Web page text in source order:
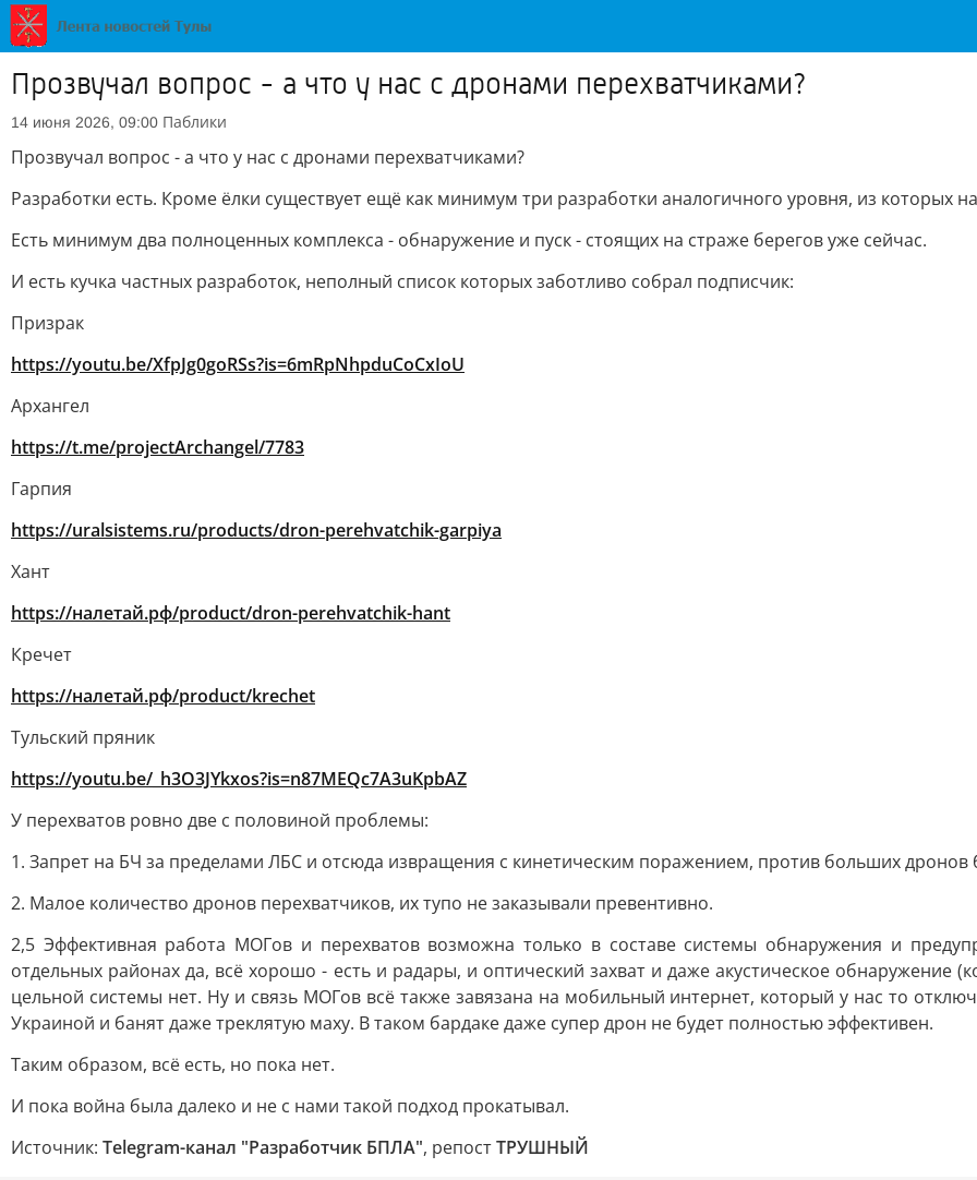
Прозвучал вопрос - а что у нас с дронами перехватчиками?
14 июня 2026, 09:00 Паблики
Прозвучал вопрос - а что у нас с дронами перехватчиками?
Разработки есть. Кроме ёлки существует ещё как минимум три разработки аналогичного уровня, из которых
Есть минимум два полноценных комплекса - обнаружение и пуск - стоящих на страже берегов уже сейчас.
И есть кучка частных разработок, неполный список которых заботливо собрал подписчик:
Призрак
https://youtu.be/XfpJg0goRSs?is=6mRpNhpduCoCxIoU
Архангел
https://t.me/projectArchangel/7783
Гарпия
https://uralsistems.ru/products/dron-perehvatchik-garpiya
Хант
https://налетай.рф/product/dron-perehvatchik-hant
Кречет
https://налетай.рф/product/krechet
Тульский пряник
https://youtu.be/_h3O3JYkxos?is=n87MEQc7A3uKpbAZ
У перехватов ровно две с половиной проблемы:
1. Запрет на БЧ за пределами ЛБС и отсюда извращения с кинетическим поражением, против больших дронов
2. Малое количество дронов перехватчиков, их тупо не заказывали превентивно.
2,5 Эффективная работа МОГов и перехватов возможна только в составе системы обнаружения и
отдельных районах да, всё хорошо - есть и радары, и оптический захват и даже акустическое
цельной системы нет. Ну и связь МОГов всё также завязана на мобильный интернет, который у нас то
Украиной и банят даже треклятую маху. В таком бардаке даже супер дрон не будет полностью эффективен.
Таким образом, всё есть, но пока нет.
И пока война была далеко и не с нами такой подход прокатывал.
Источник: Telegram-канал "Разработчик БПЛА", репостТРУШНЫЙ